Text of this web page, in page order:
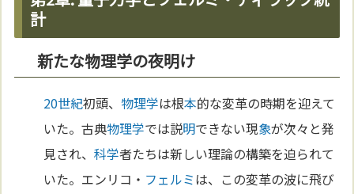
計
新たな物理学の夜明け
20世紀初頭、 物理学は根本的な変革の時期を迎えて
いた。古典物理学では説明できない現象が次々と発
見され、科学者たちは新しい理論の構築を迫られて
いた。エンリコ・ フェルミは、この変革の波に飛び